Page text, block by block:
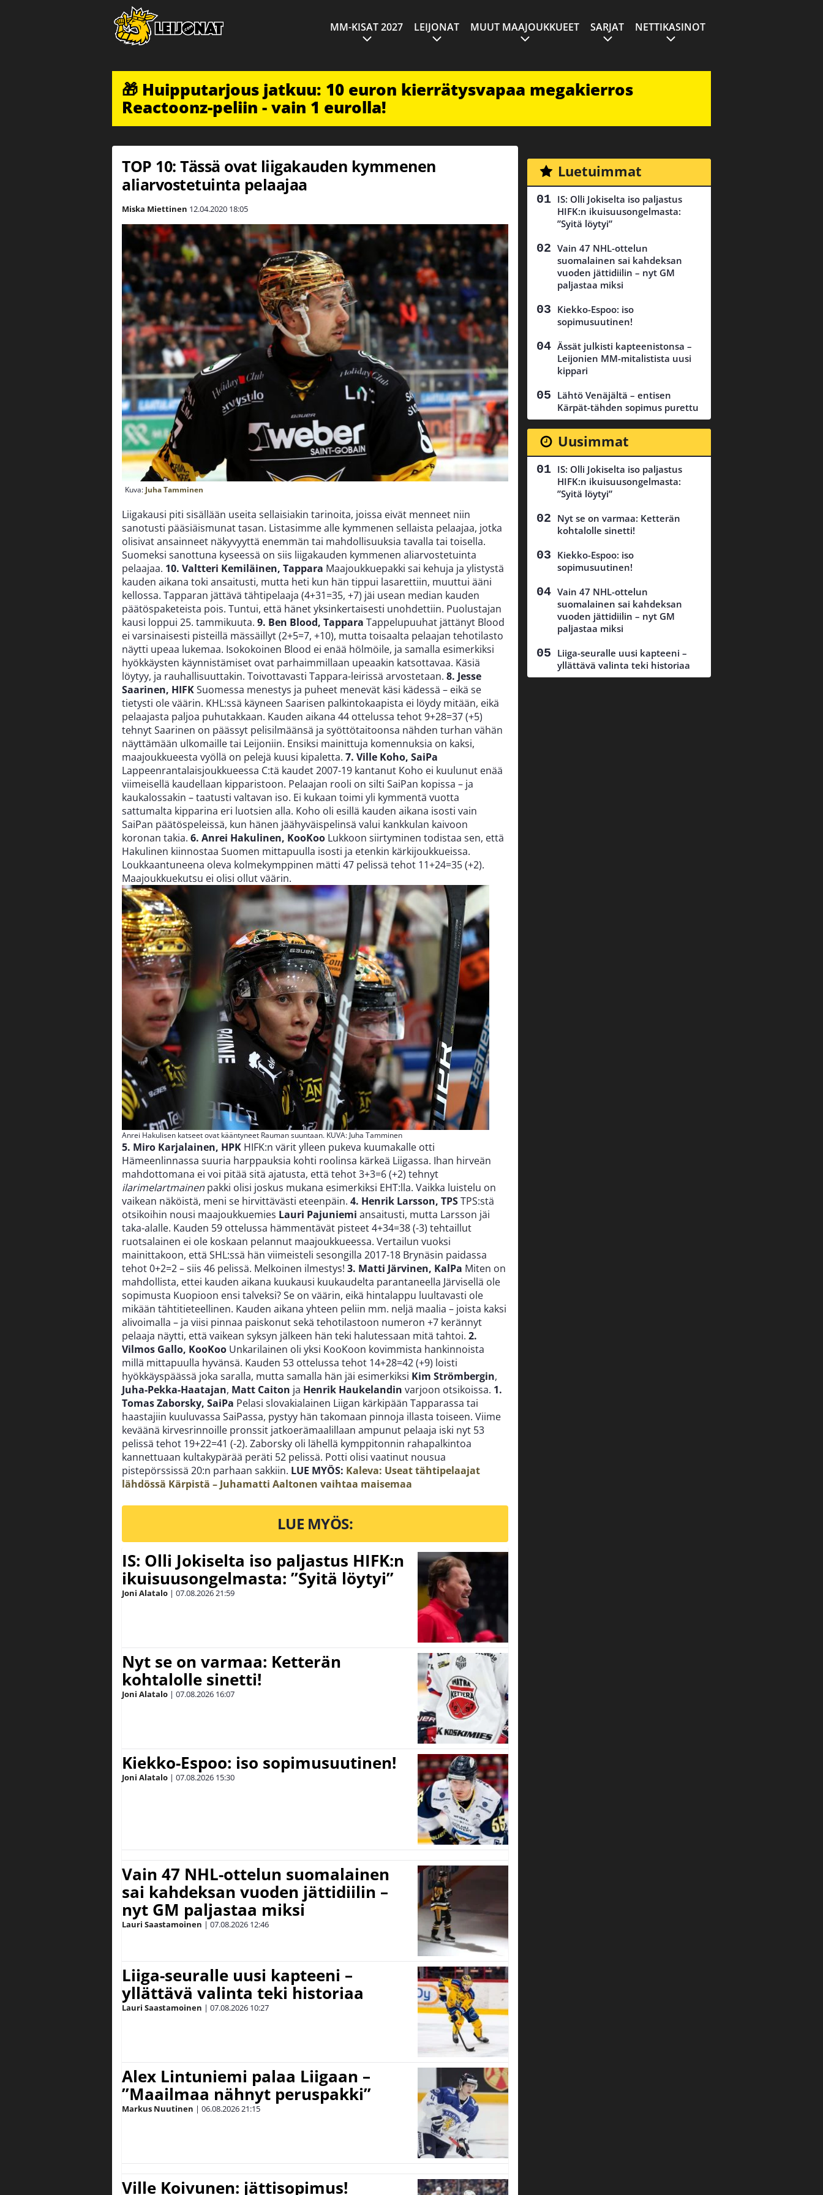
MM-KISAT 2027 LEIJONAT MUUT MAAJOUKKUEET SARJAT NETTIKASINOT
🎁 Huipputarjous jatkuu: 10 euron kierrätysvapaa megakierros
Reactoonz-peliin - vain 1 eurolla!
TOP 10: Tässä ovat liigakauden kymmenen
aliarvostetuinta pelaajaa
Miska Miettinen 12.04.2020 18:05
Kuva: Juha Tamminen
Liigakausi piti sisällään useita sellaisiakin tarinoita, joissa eivät menneet niin
sanotusti pääsiäismunat tasan. Listasimme alle kymmenen sellaista pelaajaa, jotka
olisivat ansainneet näkyvyyttä enemmän tai mahdollisuuksia tavalla tai toisella.
Suomeksi sanottuna kyseessä on siis liigakauden kymmenen aliarvostetuinta
pelaajaa. 10. Valtteri Kemiläinen, Tappara Maajoukkuepakki sai kehuja ja ylistystä
kauden aikana toki ansaitusti, mutta heti kun hän tippui lasarettiin, muuttui ääni
kellossa. Tapparan jättävä tähtipelaaja (4+31=35, +7) jäi usean median kauden
päätöspaketeista pois. Tuntui, että hänet yksinkertaisesti unohdettiin. Puolustajan
kausi loppui 25. tammikuuta. 9. Ben Blood, Tappara Tappelupuuhat jättänyt Blood
ei varsinaisesti pisteillä mässäillyt (2+5=7, +10), mutta toisaalta pelaajan tehotilasto
näytti upeaa lukemaa. Isokokoinen Blood ei enää hölmöile, ja samalla esimerkiksi
hyökkäysten käynnistämiset ovat parhaimmillaan upeaakin katsottavaa. Käsiä
löytyy, ja rauhallisuuttakin. Toivottavasti Tappara-leirissä arvostetaan. 8. Jesse
Saarinen, HIFKSuomessa menestys ja puheet menevät käsi kädessä – eikä se
tietysti ole väärin. KHL:ssä käyneen Saarisen palkintokaapista ei löydy mitään, eikä
pelaajasta paljoa puhutakkaan. Kauden aikana 44 ottelussa tehot 9+28=37 (+5)
tehnyt Saarinen on päässyt pelisilmäänsä ja syöttötaitoonsa nähden turhan vähän
näyttämään ulkomaille tai Leijoniin. Ensiksi mainittuja komennuksia on kaksi,
maajoukkueesta vyöllä on pelejä kuusi kipaletta. 7. Ville Koho, SaiPa
Lappeenrantalaisjoukkueessa C:tä kaudet 2007-19 kantanut Koho ei kuulunut enää
viimeisellä kaudellaan kipparistoon. Pelaajan rooli on silti SaiPan kopissa – ja
kaukalossakin – taatusti valtavan iso. Ei kukaan toimi yli kymmentä vuotta
sattumalta kipparina eri luotsien alla. Koho oli esillä kauden aikana isosti vain
SaiPan päätöspeleissä, kun hänen jäähyväispelinsä valui kankkulan kaivoon
koronan takia. 6. Anrei Hakulinen, KooKoo Lukkoon siirtyminen todistaa sen, että
Hakulinen kiinnostaa Suomen mittapuulla isosti ja etenkin kärkijoukkueissa.
Loukkaantuneena oleva kolmekymppinen mätti 47 pelissä tehot 11+24=35 (+2).
Maajoukkuekutsu ei olisi ollut väärin.
Anrei Hakulisen katseet ovat kääntyneet Rauman suuntaan. KUVA: Juha Tamminen
5. Miro Karjalainen, HPK HIFK:n värit ylleen pukeva kuumakalle otti
Hämeenlinnassa suuria harppauksia kohti roolinsa kärkeä Liigassa. Ihan hirveän
mahdottomana ei voi pitää sitä ajatusta, että tehot 3+3=6 (+2) tehnyt
ilarimelartmainen pakki olisi joskus mukana esimerkiksi EHT:lla. Vaikka luistelu on
vaikean näköistä, meni se hirvittävästi eteenpäin. 4. Henrik Larsson, TPSTPS:stä
otsikoihin nousi maajoukkuemies Lauri Pajuniemi ansaitusti, mutta Larsson jäi
taka-alalle. Kauden 59 ottelussa hämmentävät pisteet 4+34=38 (-3) tehtaillut
ruotsalainen ei ole koskaan pelannut maajoukkueessa. Vertailun vuoksi
mainittakoon, että SHL:ssä hän viimeisteli sesongilla 2017-18 Brynäsin paidassa
tehot 0+2=2 – siis 46 pelissä. Melkoinen ilmestys! 3. Matti Järvinen, KalPa Miten on
mahdollista, ettei kauden aikana kuukausi kuukaudelta parantaneella Järvisellä ole
sopimusta Kuopioon ensi talveksi? Se on väärin, eikä hintalappu luultavasti ole
mikään tähtitieteellinen. Kauden aikana yhteen peliin mm. neljä maalia – joista kaksi
alivoimalla – ja viisi pinnaa paiskonut sekä tehotilastoon numeron +7 kerännyt
pelaaja näytti, että vaikean syksyn jälkeen hän teki halutessaan mitä tahtoi. 2.
Vilmos Gallo, KooKoo Unkarilainen oli yksi KooKoon kovimmista hankinnoista
millä mittapuulla hyvänsä. Kauden 53 ottelussa tehot 14+28=42 (+9) loisti
hyökkäyspäässä joka saralla, mutta samalla hän jäi esimerkiksi Kim Strömbergin,
Juha-Pekka-Haatajan, Matt Caiton ja Henrik Haukelandin varjoon otsikoissa. 1.
Tomas Zaborsky, SaiPa Pelasi slovakialainen Liigan kärkipään Tapparassa tai
haastajiin kuuluvassa SaiPassa, pystyy hän takomaan pinnoja illasta toiseen. Viime
keväänä kirvesrinnoille pronssit jatkoerämaalillaan ampunut pelaaja iski nyt 53
pelissä tehot 19+22=41 (-2). Zaborsky oli lähellä kymppitonnin rahapalkintoa
kannettuaan kultakypärää peräti 52 pelissä. Potti olisi vaatinut nousua
pistepörssissä 20:n parhaan sakkiin. LUE MYÖS: Kaleva: Useat tähtipelaajat
lähdössä Kärpistä – Juhamatti Aaltonen vaihtaa maisemaa
LUE MYÖS:
IS: Olli Jokiselta iso paljastus HIFK:n
ikuisuusongelmasta: ”Syitä löytyi”
Joni Alatalo | 07.08.202621:59
Nyt se on varmaa: Ketterän
kohtalolle sinetti!
Joni Alatalo | 07.08.2026 16:07
Kiekko-Espoo: iso sopimusuutinen!
Joni Alatalo | 07.08.2026 15:30
Vain 47 NHL-ottelun suomalainen
sai kahdeksan vuoden jättidiilin –
nyt GM paljastaa miksi
Lauri Saastamoinen | 07.08.2026 12:46
Liiga-seuralle uusi kapteeni –
yllättävä valinta teki historiaa
Lauri Saastamoinen | 07.08.2026 10:27
Alex Lintuniemi palaa Liigaan –
”Maailmaa nähnyt peruspakki”
Markus Nuutinen | 06.08.202621:15
Ville Koivunen: jättisopimus!
Luetuimmat
IS: Olli Jokiselta iso paljastus
HIFK:n ikuisuusongelmasta:
”Syitä löytyi”
Vain 47 NHL-ottelun
suomalainen sai kahdeksan
vuoden jättidiilin – nyt GM
paljastaa miksi
Kiekko-Espoo: iso
sopimusuutinen!
Ässät julkisti kapteenistonsa –
Leijonien MM-mitalistista uusi
kippari
Lähtö Venäjältä – entisen
Kärpät-tähden sopimus purettu
Uusimmat
IS: Olli Jokiselta iso paljastus
HIFK:n ikuisuusongelmasta:
”Syitä löytyi”
Nyt se on varmaa: Ketterän
kohtalolle sinetti!
Kiekko-Espoo: iso
sopimusuutinen!
Vain 47 NHL-ottelun
suomalainen sai kahdeksan
vuoden jättidiilin – nyt GM
paljastaa miksi
Liiga-seuralle uusi kapteeni –
yllättävä valinta teki historiaa